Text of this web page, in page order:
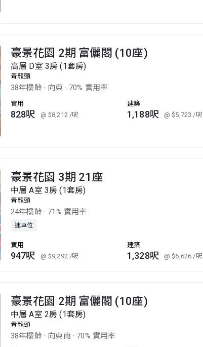
豪景花園 2期 富儷閣 (10座)
高層 D室 3房 (1套房)
青龍頭
38年樓齡 · 向東 · 70% 實用率
實用
828呎 @ $8,212/呎
建築
1,188呎 @ $5,723/呎
豪景花園 3期 21座
中層 A室 3房 (1套房)
青龍頭
24年樓齡 · 71% 實用率
連車位
實用
947呎 @ $9,292 /呎
建築
1,328呎 @ $6,626 /呎
豪景花園 2期 富儷閣 (10座)
中層 A室 2房 (1套房)
青龍頭
38年樓齡 · 向東南 · 70% 實用率